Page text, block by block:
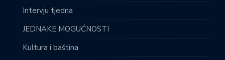
Intervju tjedna
JEDNAKE MOGUĆNOSTI
Kultura i baština